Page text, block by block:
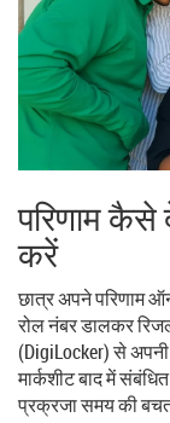
परिणाम कैसे
करें
छात्र अपने परिणाम
रोल नंबर डालकर
(DigiLocker)से
मार्कशीट बाद में
प्रक्रजा समय की